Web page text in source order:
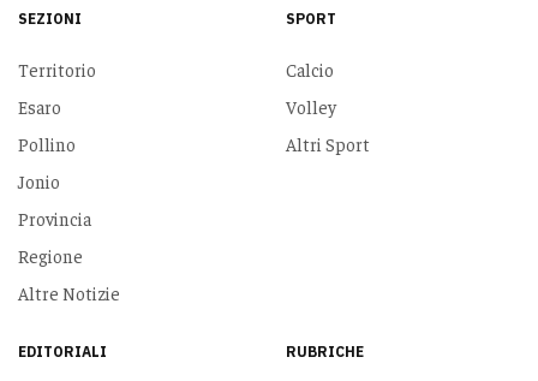
SEZIONI
Territorio
Esaro
Pollino
Jonio
Provincia
Regione
Altre Notizie
SPORT
Calcio
Volley
Altri Sport
EDITORIALI RUBRICHE